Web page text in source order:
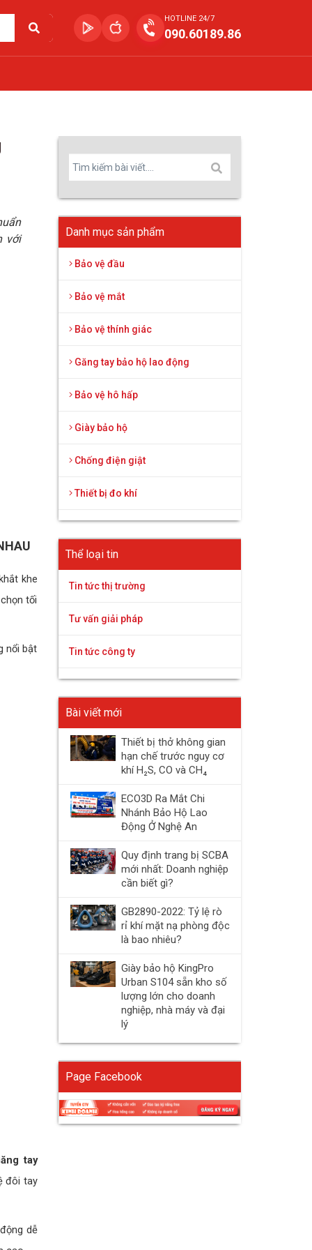
HOTLINE 24/7
090.60189.86
với
khe
tối
nổi bật
tay
đôi tay
dễ
Danh mục sản phẩm
Bảo vệ đầu
Bảo vệ mắt
Bảo vệ thính giác
Găng tay bảo hộ lao động
Bảo vệ hô hấp
Giày bảo hộ
Chống điện giật
Thiết bị đo khí
Thể loại tin
Tin tức thị trường
Tư vấn giải pháp
Tin tức công ty
Bài viết mới
Thiết bị thở không gian
hạn chế trước nguy cơ
khí H₂S, CO và CH₄
ECO3D Ra Mắt Chi
Nhánh Bảo Hộ Lao
Động Ở Nghệ An
Quy định trang bị SCBA
mới nhất: Doanh nghiệp
cần biết gì?
GB2890-2022: Tỷ lệ rò
rỉ khí mặt nạ phòng độc
là bao nhiêu?
Giày bảo hộ KingPro
Urban S104 sẵn kho số
lượng lớn cho doanh
nghiệp, nhà máy và đại
lý
Page Facebook